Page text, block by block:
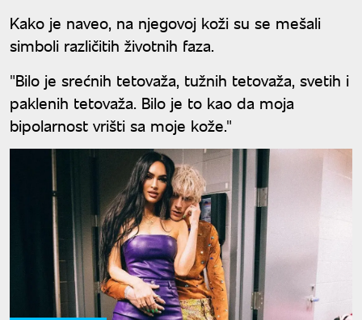
Kako je naveo, na njegovoj koži su se mešali
simboli različitih životnih faza.
"Bilo je srećnih tetovaža, tužnih tetovaža, svetih i
paklenih tetovaža. Bilo je to kao da moja
bipolarnost vrišti sa moje kože."